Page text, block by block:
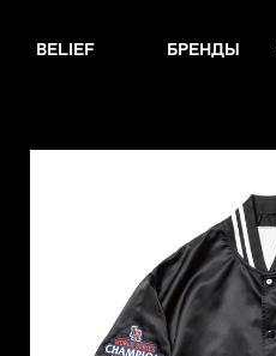
BELIEF БРЕНДЫ